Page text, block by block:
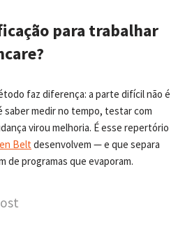
para trabalhar
faz diferença: a parte difícil não é
medir no tempo, testar com
virou melhoria. É esse repertório
Belt desenvolvem — e que separa
de programas que evaporam.